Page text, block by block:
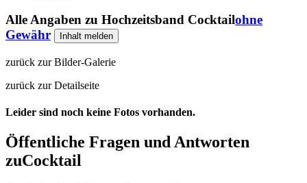
Alle Angaben zu Hochzeitsband Cocktailohne
Gewähr
Inhalt melden
zurück zur Bilder-Galerie
zurück zur Detailseite
Leider sind noch keine Fotos vorhanden.
Öffentliche Fragen und Antworten
zuCocktail